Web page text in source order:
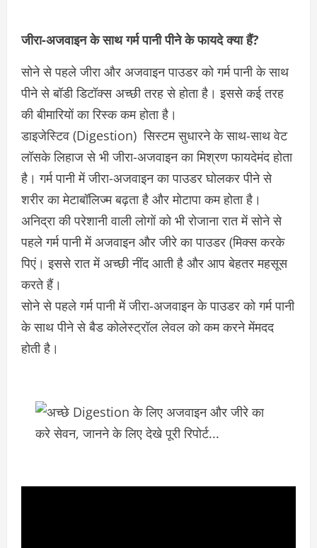
जीरा-अजवाइन के साथ गर्म पानी पीने के फायदे क्या हैं?
सोने से पहले जीरा और अजवाइन पाउडर को गर्म पानी के साथ
पीने से बॉडी डिटॉक्स अच्छी तरह से होता है। इससे कई तरह
की बीमारियों का रिस्क कम होता है।
डाइजेस्टिव (Digestion) सिस्टम सुधारने के साथ-साथ वेट
लॉसके लिहाज से भी जीरा-अजवाइन का मिश्रण फायदेमंद होता
है। गर्म पानी में जीरा-अजवाइन का पाउडर घोलकर पीने से
शरीर का मेटाबॉलिज्म बढ़ता है और मोटापा कम होता है।
अनिद्रा की परेशानी वाली लोगों को भी रोजाना रात में सोने से
पहले गर्म पानी में अजवाइन और जीरे का पाउडर (मिक्स करके
पिएं। इससे रात में अच्छी नींद आती है और आप बेहतर महसूस
करते हैं।
सोने से पहले गर्म पानी में जीरा-अजवाइन के पाउडर को गर्म पानी
के साथ पीने से बैड कोलेस्ट्रॉल लेवल को कम करने मेंमदद
होती है।